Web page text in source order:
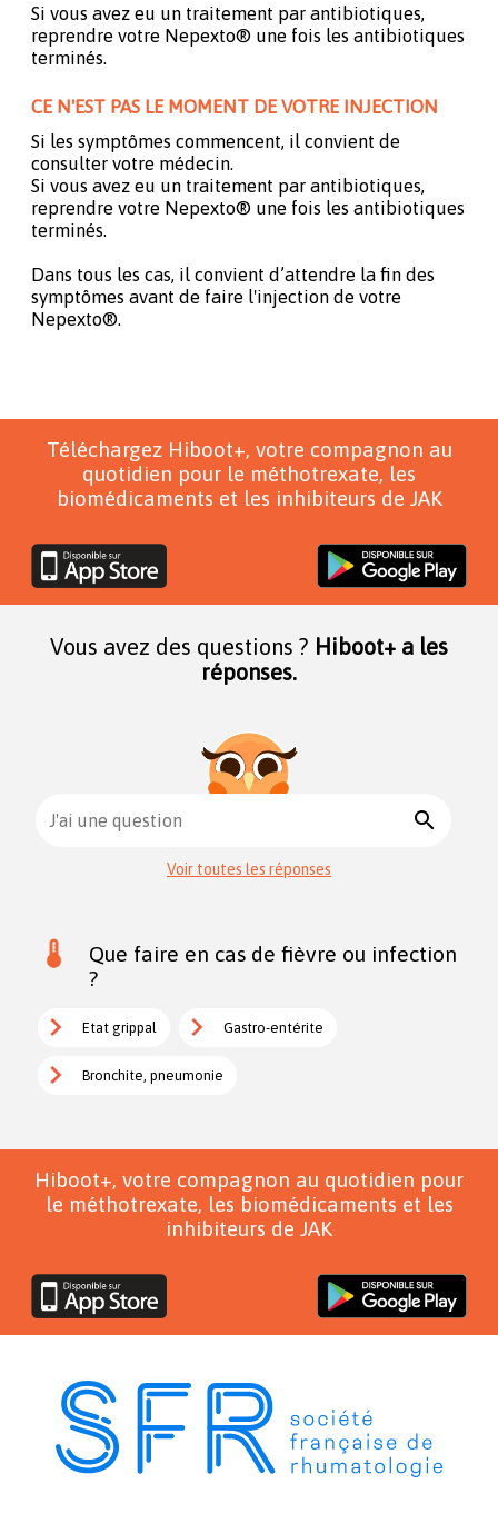
Si vous avez eu un traitement par antibiotiques,
reprendre votre Nepexto® une fois les antibiotiques
terminés.
CE N'EST PAS LE MOMENT DE VOTRE INJECTION
Si les symptômes commencent, il convient de
consulter votre médecin.
Si vous avez eu un traitement par antibiotiques,
reprendre votre Nepexto® une fois les antibiotiques
terminés.
Dans tous les cas, il convient d’attendre la fin des
symptômes avant de faire l'injection de votre
Nepexto®.
Téléchargez Hiboot+, votre compagnon au
quotidien pour le méthotrexate, les
biomédicaments et les inhibiteurs de JAK
Vous avez des questions ? Hiboot+ a les
réponses.
J'ai une question search
Voir toutes les réponses
Que faire en cas de fièvre ou infection
?
Etat grippal Gastro-entérite
Bronchite, pneumonie
Hiboot+, votre compagnon au quotidien pour
le méthotrexate, les biomédicaments et les
inhibiteurs de JAK